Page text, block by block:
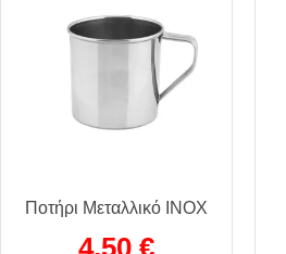
Ποτήρι Μεταλλικό INOX
4,50 €